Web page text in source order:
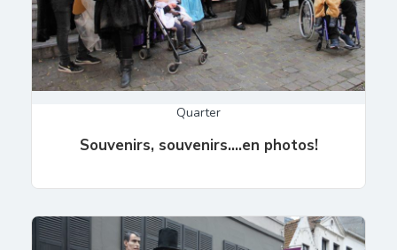
Quarter
Souvenirs, souvenirs….en photos!